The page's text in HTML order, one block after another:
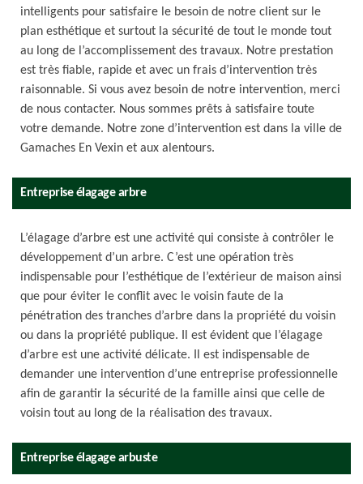
intelligents pour satisfaire le besoin de notre client sur le
plan esthétique et surtout la sécurité de tout le monde tout
au long de l’accomplissement des travaux. Notre prestation
est très fiable, rapide et avec un frais d’intervention très
raisonnable. Si vous avez besoin de notre intervention, merci
de nous contacter. Nous sommes prêts à satisfaire toute
votre demande. Notre zone d’intervention est dans la ville de
Gamaches En Vexin et aux alentours.
Entreprise élagage arbre
L’élagage d’arbre est une activité qui consiste à contrôler le
développement d’un arbre. C’est une opération très
indispensable pour l’esthétique de l’extérieur de maison ainsi
que pour éviter le conflit avec le voisin faute de la
pénétration des tranches d’arbre dans la propriété du voisin
ou dans la propriété publique. Il est évident que l’élagage
d’arbre est une activité délicate. Il est indispensable de
demander une intervention d’une entreprise professionnelle
afin de garantir la sécurité de la famille ainsi que celle de
voisin tout au long de la réalisation des travaux.
Entreprise élagage arbuste